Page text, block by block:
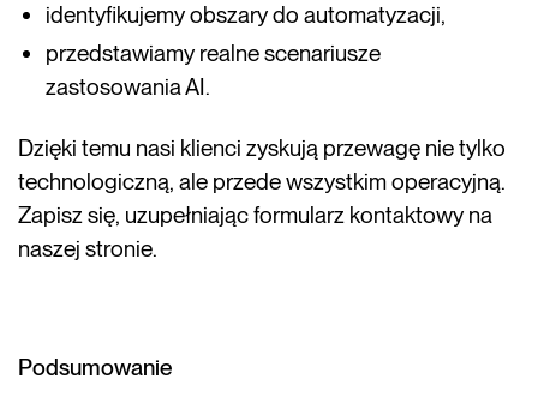
identyfikujemy obszary do automatyzacji,
przedstawiamy realne scenariusze
zastosowania AI.
Dzięki temu nasi klienci zyskują przewagę nie tylko
technologiczną, ale przede wszystkim operacyjną.
Zapisz się, uzupełniając formularz kontaktowy na
naszej stronie.
Podsumowanie